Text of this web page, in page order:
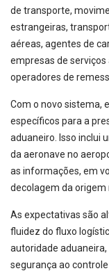
de transporte,
estrangeiras,
aéreas, agentes de
empresas de
operadores de
Com o novo sistema,
específicos para a
aduaneiro. Isso inclui
da aeronave no
as informações, em
decolagem da origem
As expectativas são
fluidez do fluxo
autoridade
segurança ao